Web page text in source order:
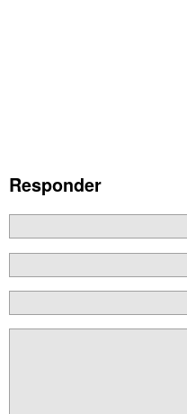
Responder